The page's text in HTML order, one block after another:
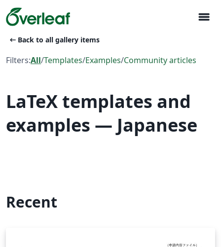
menu
arrow_left_alt Back to all gallery items
Filters:All/Templates/Examples/Community articles
LaTeX templates and
examples — Japanese
Recent